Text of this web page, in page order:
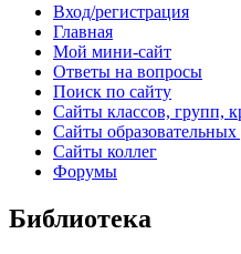
Вход/регистрация
Главная
Мой мини-сайт
Ответы на вопросы
Поиск по сайту
Сайты классов, групп,
Сайты
Сайты коллег
Форумы
Библиотека